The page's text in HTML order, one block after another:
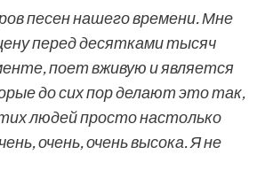
песен нашего времени. Мне
перед десятками тысяч
поет вживую и является
до сих пор делают это так,
людей просто настолько
очень, очень высока. Я не